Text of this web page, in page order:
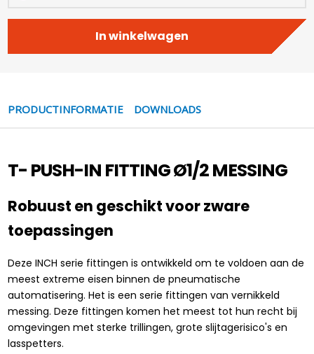
In winkelwagen
PRODUCTINFORMATIE DOWNLOADS
T- PUSH-IN FITTING Ø1/2 MESSING
Robuust en geschikt voor zware
toepassingen
Deze INCH serie fittingen is ontwikkeld om te voldoen aan de
meest extreme eisen binnen de pneumatische
automatisering. Het is een serie fittingen van vernikkeld
messing. Deze fittingen komen het meest tot hun recht bij
omgevingen met sterke trillingen, grote slijtagerisico's en
lasspetters.